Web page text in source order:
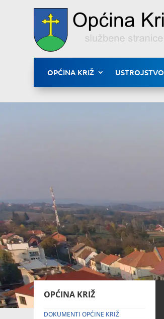
OPĆINA KRIŽ USTROJSTVO
OPĆINA KRIŽ
DOKUMENTI OPĆINE KRIŽ